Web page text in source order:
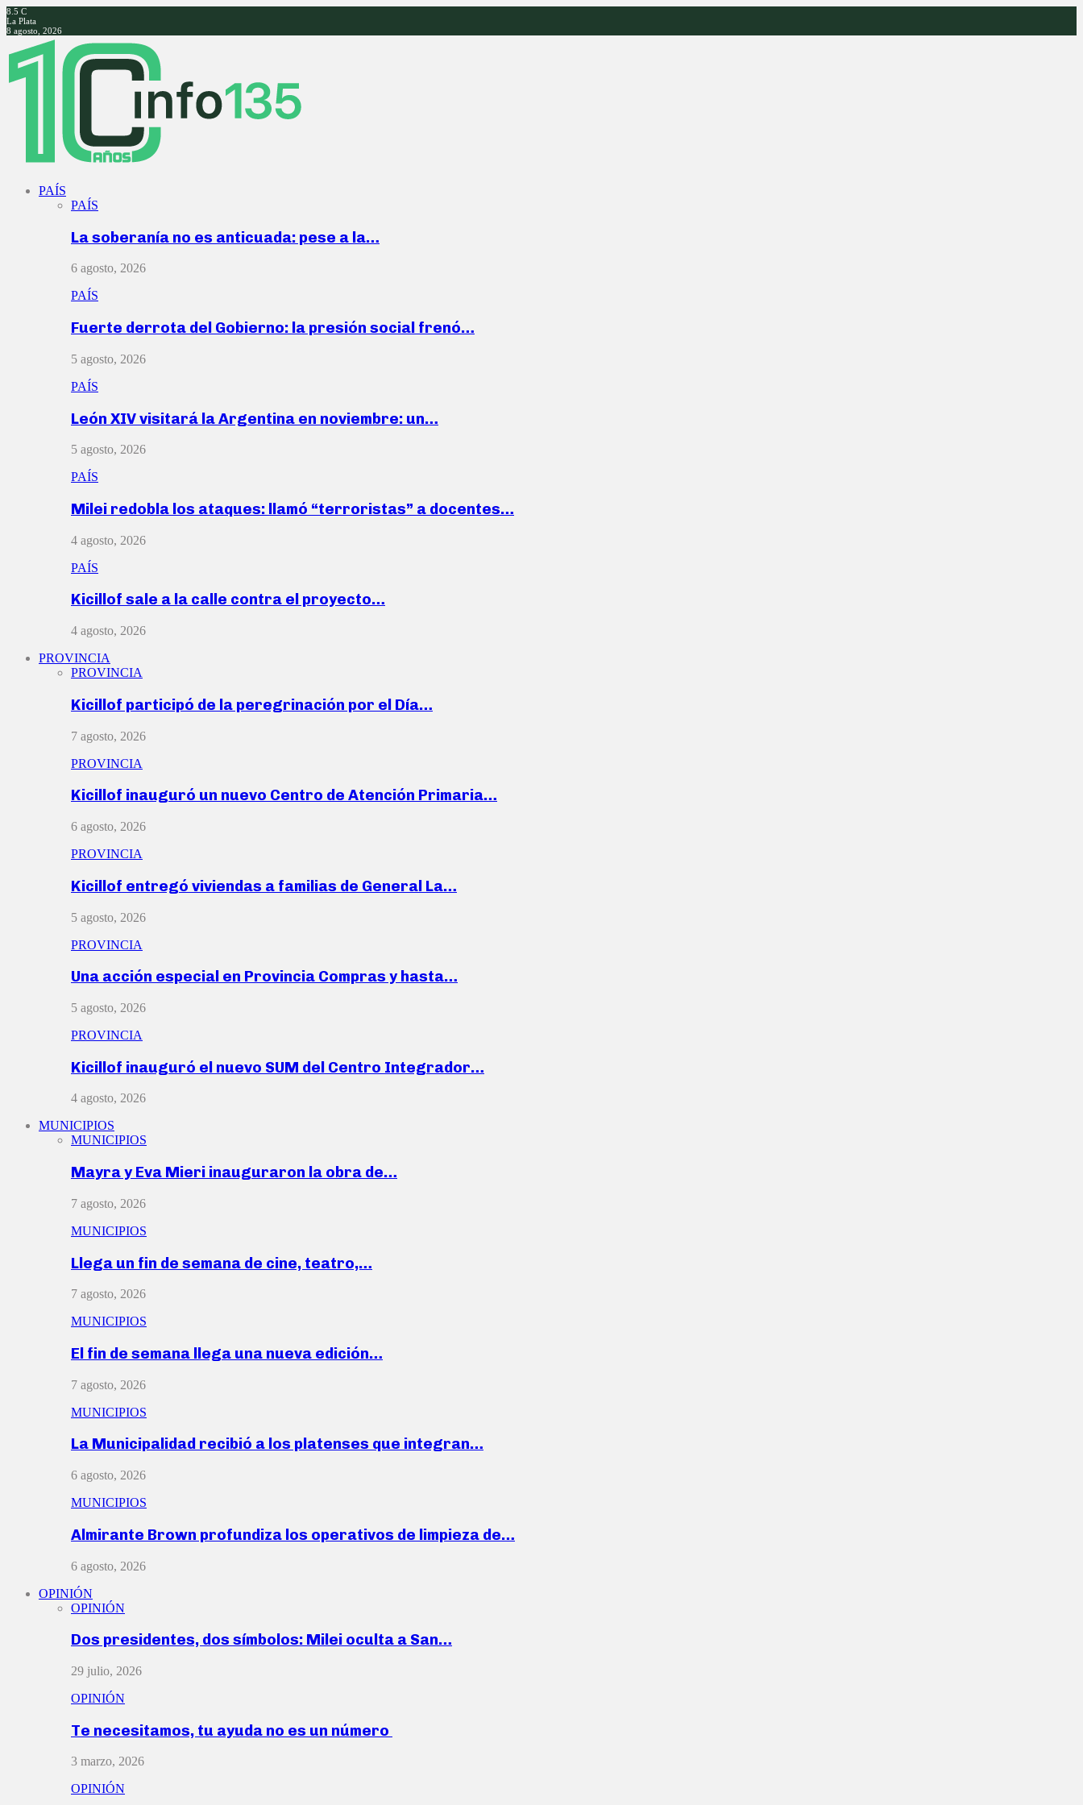
8.5 C
La Plata
8 agosto, 2026
Facebook
Twitter
Instagram
Youtube
PAÍS
PAÍS
La soberanía no es anticuada: pese a la…
6 agosto, 2026
PAÍS
Fuerte derrota del Gobierno: la presión social frenó…
5 agosto, 2026
PAÍS
León XIV visitará la Argentina en noviembre: un…
5 agosto, 2026
PAÍS
Milei redobla los ataques: llamó “terroristas” a docentes…
4 agosto, 2026
PAÍS
Kicillof sale a la calle contra el proyecto…
4 agosto, 2026
PROVINCIA
PROVINCIA
Kicillof participó de la peregrinación por el Día…
7 agosto, 2026
PROVINCIA
Kicillof inauguró un nuevo Centro de Atención Primaria…
6 agosto, 2026
PROVINCIA
Kicillof entregó viviendas a familias de General La…
5 agosto, 2026
PROVINCIA
Una acción especial en Provincia Compras y hasta…
5 agosto, 2026
PROVINCIA
Kicillof inauguró el nuevo SUM del Centro Integrador…
4 agosto, 2026
MUNICIPIOS
MUNICIPIOS
Mayra y Eva Mieri inauguraron la obra de…
7 agosto, 2026
MUNICIPIOS
Llega un fin de semana de cine, teatro,…
7 agosto, 2026
MUNICIPIOS
El fin de semana llega una nueva edición…
7 agosto, 2026
MUNICIPIOS
La Municipalidad recibió a los platenses que integran…
6 agosto, 2026
MUNICIPIOS
Almirante Brown profundiza los operativos de limpieza de…
6 agosto, 2026
OPINIÓN
OPINIÓN
Dos presidentes, dos símbolos: Milei oculta a San…
29 julio, 2026
OPINIÓN
Te necesitamos, tu ayuda no es un número
3 marzo, 2026
OPINIÓN